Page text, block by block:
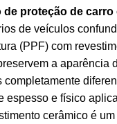
de proteção de carro
de veículos
(PPF) com
a aparência
completamente
espesso e físico
cerâmico é